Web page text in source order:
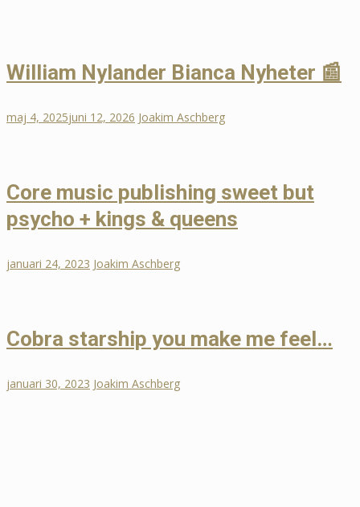
William Nylander Bianca Nyheter 📰
maj 4, 2025juni 12, 2026 Joakim Aschberg
Core music publishing sweet but
psycho + kings & queens
januari 24, 2023 Joakim Aschberg
Cobra starship you make me feel…
januari 30, 2023 Joakim Aschberg